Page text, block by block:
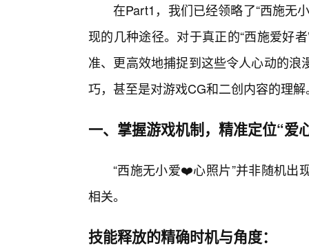
在Part1，我们已经领略了“西施无
现的几种途径。对于真正的“西施爱好
准、更高效地捕捉到这些令人心动的
巧，甚至是对游戏CG和二创内容的理解
一、掌握游戏机制，精准定位“爱
“西施无小爱❤️心照片”并非随机出
相关。
技能释放的精确时机与角度：